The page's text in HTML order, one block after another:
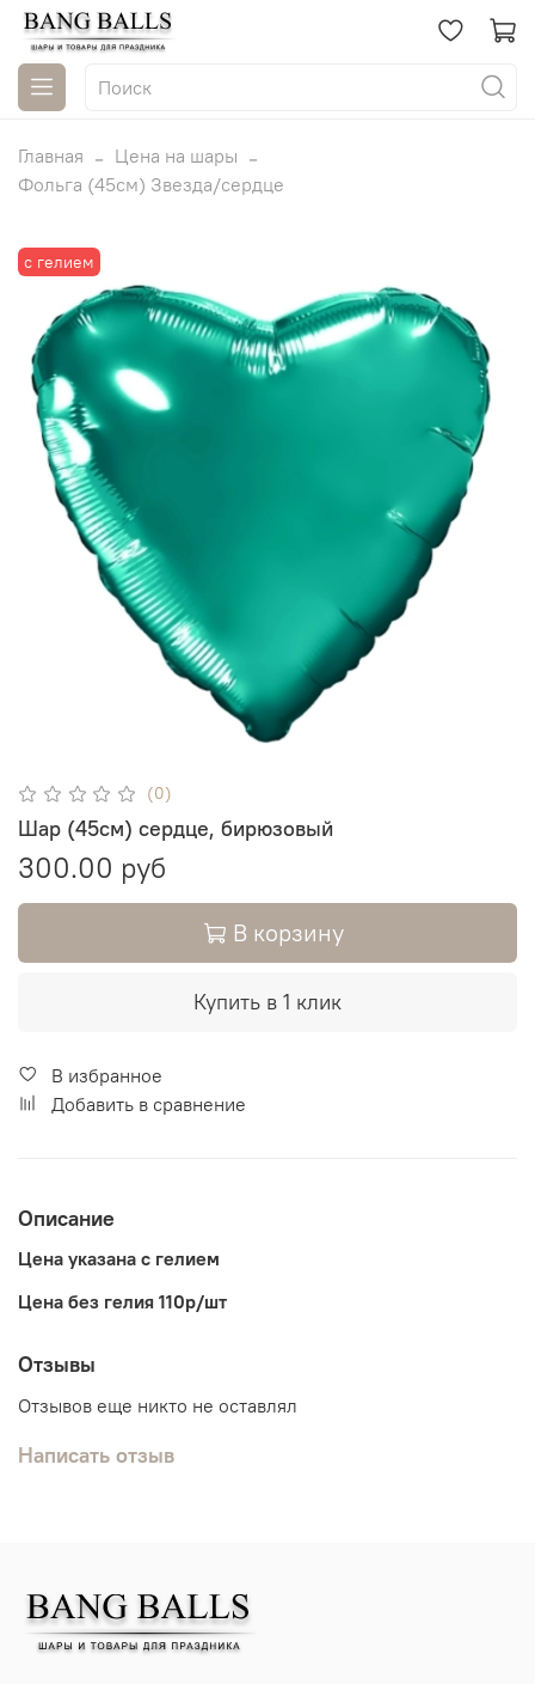
Главная
Цена на шары
Фольга (45см) Звезда/сердце
с гелием
(0)
Шар (45см) сердце, бирюзовый
300.00 руб
В корзину
Купить в 1 клик
В избранное
Добавить в сравнение
Описание
Цена указана с гелием
Цена без гелия 110р/шт
Отзывы
Отзывов еще никто не оставлял
Написать отзыв